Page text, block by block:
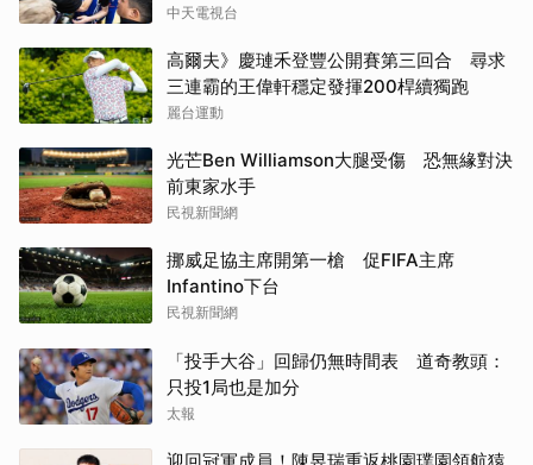
中天電視台
高爾夫》慶璉禾登豐公開賽第三回合 尋求
三連霸的王偉軒穩定發揮200桿續獨跑
麗台運動
光芒Ben Williamson大腿受傷 恐無緣對決
前東家水手
民視新聞網
挪威足協主席開第一槍 促FIFA主席
Infantino下台
民視新聞網
「投手大谷」回歸仍無時間表 道奇教頭：
只投1局也是加分
太報